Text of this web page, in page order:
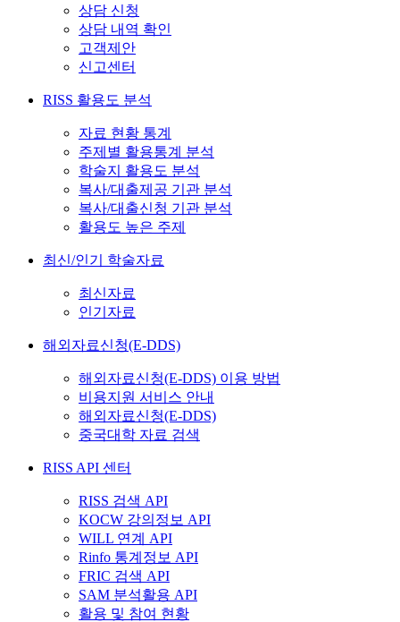
상담 신청
상담 내역 확인
고객제안
신고센터
RISS 활용도 분석
자료 현황 통계
주제별 활용통계 분석
학술지 활용도 분석
복사/대출제공 기관 분석
복사/대출신청 기관 분석
활용도 높은 주제
최신/인기 학술자료
최신자료
인기자료
해외자료신청(E-DDS)
해외자료신청(E-DDS) 이용 방법
비용지원 서비스 안내
해외자료신청(E-DDS)
중국대학 자료 검색
RISS API 센터
RISS 검색 API
KOCW 강의정보 API
WILL 연계 API
Rinfo 통계정보 API
FRIC 검색 API
SAM 분석활용 API
활용 및 참여 현황